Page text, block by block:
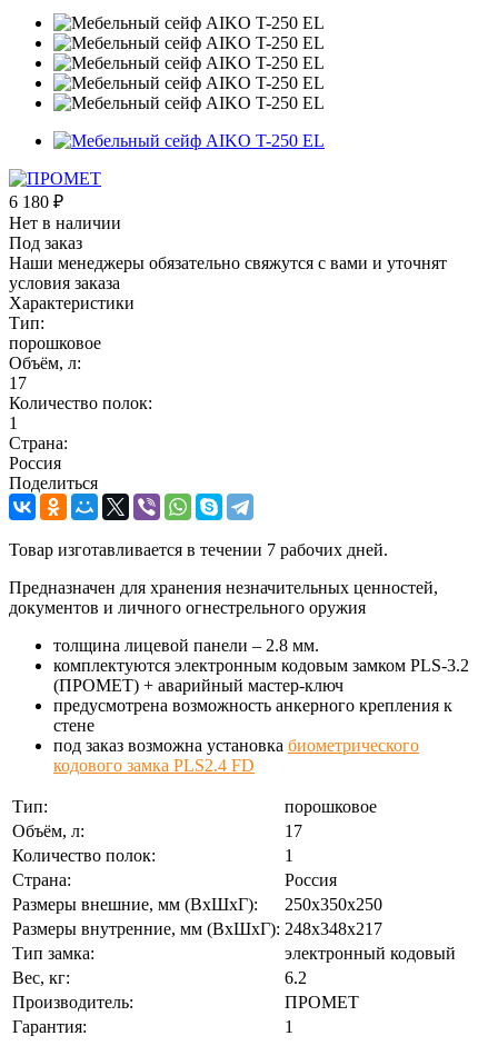
6 180 ₽
Нет в наличии
Под заказ
Наши менеджеры обязательно свяжутся с вами и уточнят
условия заказа
Характеристики
Тип:
порошковое
Объём, л:
17
Количество полок:
1
Страна:
Россия
Поделиться
Товар изготавливается в течении 7 рабочих дней.
Предназначен для хранения незначительных ценностей,
документов и личного огнестрельного оружия
толщина лицевой панели – 2.8 мм.
комплектуются электронным кодовым замком PLS-3.2
(ПРОМЕТ) + аварийный мастер-ключ
предусмотрена возможность анкерного крепления к
стене
под заказ возможна установка биометрического
кодового замка PLS2.4 FD
Тип:
порошковое
Объём, л:
17
Количество полок:
1
Страна:
Россия
Размеры внешние, мм (ВхШхГ):
250x350x250
Размеры внутренние, мм (ВхШхГ): 248x348x217
Тип замка:
электронный кодовый
Вес, кг:
6.2
Производитель:
ПРОМЕТ
Гарантия:
1